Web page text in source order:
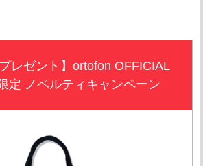
レゼント】ortofon OFFICIAL
定 ノベルティキャンペーン